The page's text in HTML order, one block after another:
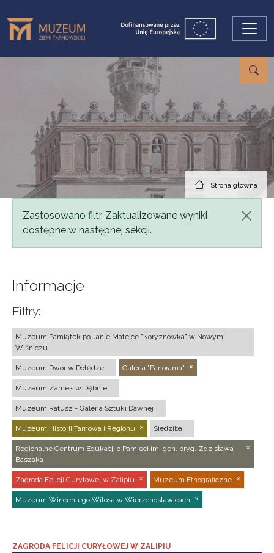
Strona główna
Komunikat
Zastosowano filtr. Zaktualizowane wyniki
dostępne w następnej sekcji.
Informacje
Filtry:
Muzeum Pamiątek po Janie Matejce "Koryznówka" w Nowym
Wiśniczu
Muzeum Dwór w Dołędze Galeria "Panorama"
Muzeum Zamek w Dębnie
Muzeum Ratusz - Galeria Sztuki Dawnej
Muzeum Historii Tarnowa i Regionu Siedziba
Regionalne Centrum Edukacji o Pamięci im. gen. bryg. Zdzisława
Baszaka
Zagroda Felicji Curyłowej w Zalipiu Muzeum Etnograficzne
Muzeum Wincentego Witosa w Wierzchosławicach
ZAGRODA FELICJI CURYŁOWEJ W ZALIPIU